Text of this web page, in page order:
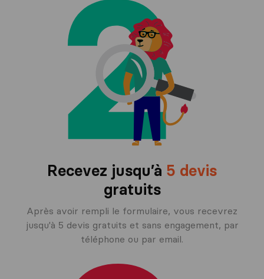
Recevez jusqu’à 5 devis
gratuits
Après avoir rempli le formulaire, vous recevrez
jusqu'à 5 devis gratuits et sans engagement, par
téléphone ou par email.